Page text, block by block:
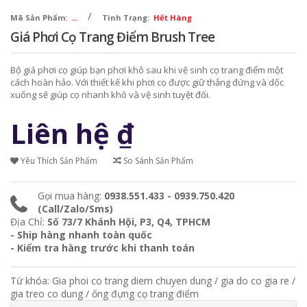
Mã Sản Phẩm: ... / Tình Trạng: Hết Hàng
Giá Phơi Cọ Trang Điểm Brush Tree
Bộ giá phơi cọ giúp bạn phơi khô sau khi vệ sinh cọ trang điểm một
cách hoàn hảo. Với thiết kế khi phơi cọ được giữ thẳng đứng và dốc
xuống sẽ giúp cọ nhanh khô và vệ sinh tuyệt đối.
Liên hệ ₫
Yêu Thích Sản Phẩm So Sánh Sản Phẩm
Gọi mua hàng: 0938.551.433 - 0939.750.420
(Call/Zalo/Sms)
Địa Chỉ: Số 73/7 Khánh Hội, P3, Q4, TPHCM
- Ship hàng nhanh toàn quốc
- Kiểm tra hàng trước khi thanh toán
Từ khóa: Gia phoi co trang diem chuyen dung / gia do co gia re /
gia treo co dung / ống đựng cọ trang điểm